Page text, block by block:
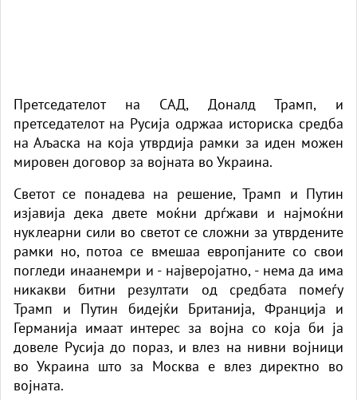
Претседателот на САД, Доналд Трамп, и
претседателот на Русија одржаа историска средба
на Аљаска на која утврдија рамки за иден можен
мировен договор за војната во Украина.
Светот се понадева на решение, Трамп и Путин
изјавија дека двете моќни дрѓжави и најмоќни
нуклеарни сили во светот се сложни за утврдените
рамки но, потоа се вмешаа европјаните со свои
погледи инаанемри и - најверојатно, - нема да има
никакви битни резултати од средбата помеѓу
Трамп и Путин бидејќи Британија, Франција и
Германија имаат интерес за војна со која би ја
довеле Русија до пораз, и влез на нивни војници
во Украина што за Москва е влез директно во
војната.